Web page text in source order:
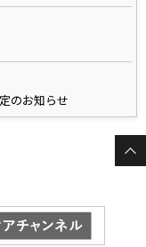
のお知らせ